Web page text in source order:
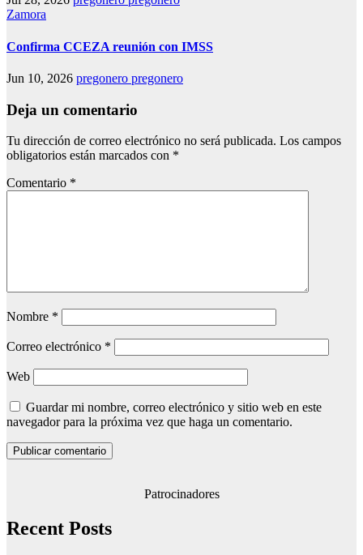
Zamora
Confirma CCEZA reunión con IMSS
Jun 10, 2026 pregonero pregonero
Deja un comentario
Tu dirección de correo electrónico no será publicada. Los campos
obligatorios están marcados con *
Comentario *
Nombre *
Correo electrónico *
Web
Guardar mi nombre, correo electrónico y sitio web en este
navegador para la próxima vez que haga un comentario.
Patrocinadores
Recent Posts